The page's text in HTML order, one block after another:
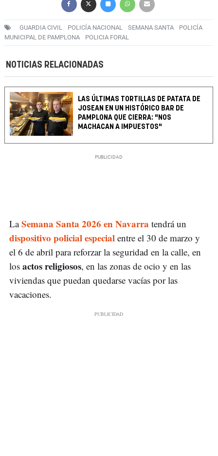
GUARDIA CIVIL POLICÍA NACIONAL SEMANA SANTA
POLICÍA
MUNICIPAL DE PAMPLONA
POLICIA FORAL
NOTICIAS RELACIONADAS
LAS ÚLTIMAS TORTILLAS DE PATATA DE
JOSEAN EN UN HISTÓRICO BAR DE
PAMPLONA QUE CIERRA: "NOS
MACHACAN A IMPUESTOS"
LaSemana Santa 2026 en Navarra tendrá un
dispositivo policial especial entre el 30 de marzo y
el 6 de abril para reforzar la seguridad en la calle, en
los actos religiosos, en las zonas de ocio y en las
viviendas que puedan quedarse vacías por las
vacaciones.